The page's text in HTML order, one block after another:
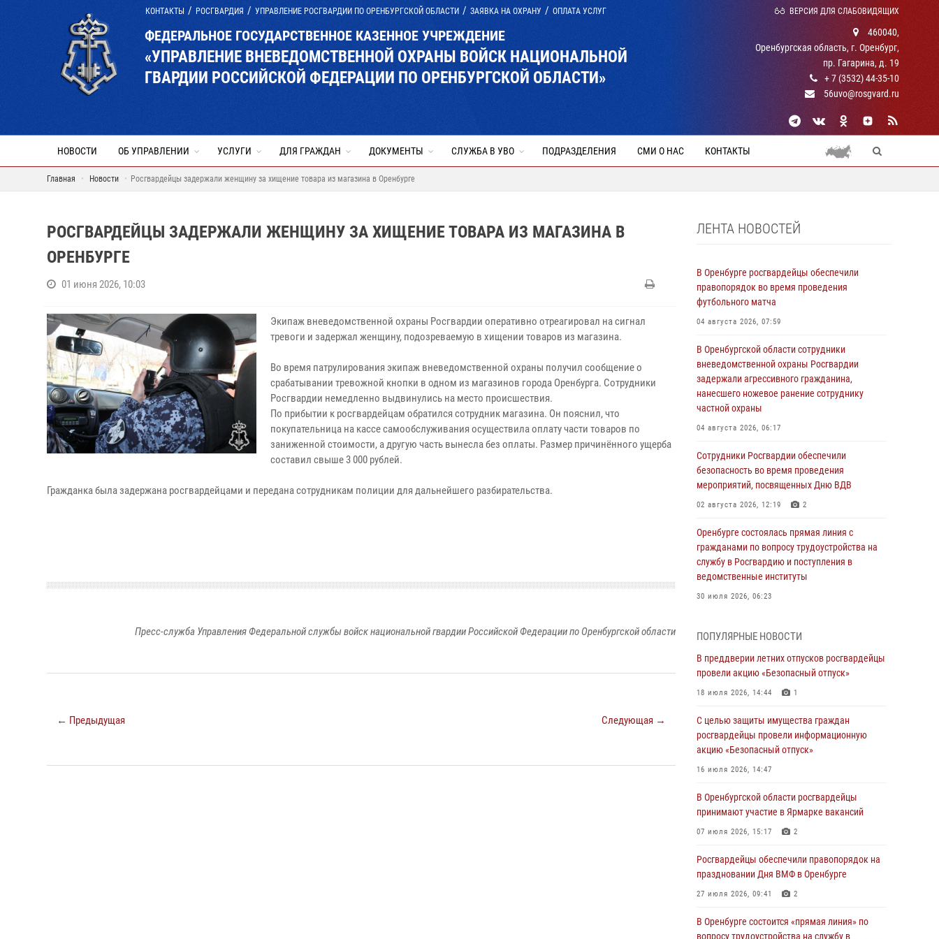
КОНТАКТЫ РОСГВАРДИЯ УПРАВЛЕНИЕ РОСГВАРДИИ ПО ОРЕНБУРГСКОЙ ОБЛАСТИ ЗАЯВКА НА ОХРАНУ ОПЛАТА УСЛУГ ВЕРСИЯ ДЛЯ СЛАБОВИДЯЩИХ
ФЕДЕРАЛЬНОЕ ГОСУДАРСТВЕННОЕ КАЗЕННОЕ УЧРЕЖДЕНИЕ
«УПРАВЛЕНИЕ ВНЕВЕДОМСТВЕННОЙ ОХРАНЫ ВОЙСК НАЦИОНАЛЬНОЙ
ГВАРДИИ РОССИЙСКОЙ ФЕДЕРАЦИИ ПО ОРЕНБУРГСКОЙ ОБЛАСТИ»
460040,
Оренбургская область, г. Оренбург,
пр. Гагарина, д. 19
+ 7 (3532) 44-35-10
56uvo@rosgvard.ru
НОВОСТИ ОБ УПРАВЛЕНИИ УСЛУГИ ДЛЯ ГРАЖДАН ДОКУМЕНТЫ СЛУЖБА В УВО ПОДРАЗДЕЛЕНИЯ СМИ О НАС КОНТАКТЫ
Главная Новости Росгвардейцы задержали женщину за хищение товара из магазина в Оренбурге
РОСГВАРДЕЙЦЫ ЗАДЕРЖАЛИ ЖЕНЩИНУ ЗА ХИЩЕНИЕ ТОВАРА ИЗ МАГАЗИНА В
ОРЕНБУРГЕ
01 июня 2026, 10:03
Экипаж вневедомственной охраны Росгвардии оперативно отреагировал на сигнал
тревоги и задержал женщину, подозреваемую в хищении товаров из магазина.
Во время патрулирования экипаж вневедомственной охраны получил сообщение о
срабатывании тревожной кнопки в одном из магазинов города Оренбурга. Сотрудники
Росгвардии немедленно выдвинулись на место происшествия.
По прибытии к росгвардейцам обратился сотрудник магазина. Он пояснил, что
покупательница на кассе самообслуживания осуществила оплату части товаров по
заниженной стоимости, а другую часть вынесла без оплаты. Размер причинённого ущерба
составил свыше 3 000 рублей.
Гражданка была задержана росгвардейцами и передана сотрудникам полиции для дальнейшего разбирательства.
Пресс-служба Управления Федеральной службы войск национальной гвардии Российской Федерации по Оренбургской области
← Предыдущая Следующая →
ЛЕНТА НОВОСТЕЙ
В Оренбурге росгвардейцы обеспечили
правопорядок во время проведения
футбольного матча
04 августа 2026, 07:59
В Оренбургской области сотрудники
вневедомственной охраны Росгвардии
задержали агрессивного гражданина,
нанесшего ножевое ранение сотруднику
частной охраны
04 августа 2026, 06:17
Сотрудники Росгвардии обеспечили
безопасность во время проведения
мероприятий, посвященных Дню ВДВ
02 августа 2026, 12:19 2
Оренбурге состоялась прямая линия с
гражданами по вопросу трудоустройства на
службу в Росгвардию и поступления в
ведомственные институты
30 июля 2026, 06:23
Дню Крещения Руси
28 июля 2026, 09:58 1
Росгвардейцы обеспечили правопорядок на
27 июля 2026, 09:41 2
Росгвардейцы предотвратили трагедию:
26 июля 2026, 10:09 1
Росгвардейцы Оренбургской области
образовательных учреждений к новому
24 июля 2026, 09:32 1
Итоги работы Управления вневедомственной
охраны Росгвардии по Оренбургской области
ПОПУЛЯРНЫЕ НОВОСТИ
В преддверии летних отпусков росгвардейцы
провели акцию «Безопасный отпуск»
18 июля 2026, 14:44 1
С целью защиты имущества граждан
росгвардейцы провели информационную
акцию «Безопасный отпуск»
16 июля 2026, 14:47
В Оренбургской области росгвардейцы
принимают участие в Ярмарке вакансий
07 июля 2026, 15:17 2
Росгвардейцы обеспечили правопорядок на
праздновании Дня ВМФ в Оренбурге
27 июля 2026, 09:41 2
В Оренбурге состоится «прямая линия» по
вопросу трудоустройства на службу в